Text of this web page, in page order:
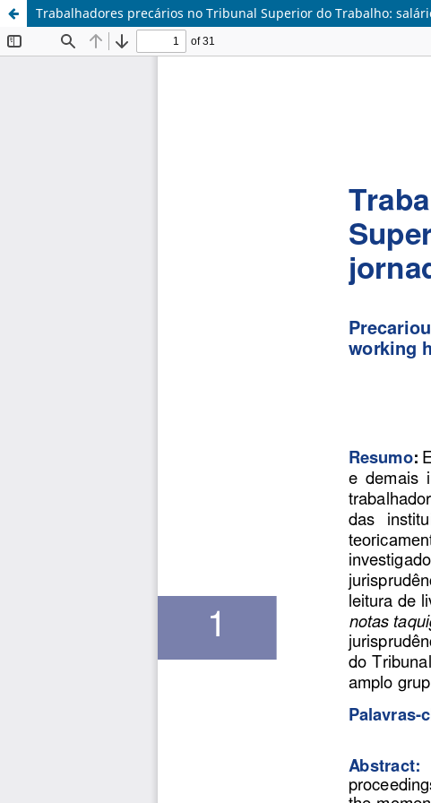
Trabalhadores precários no Tribunal Superior do Trabalho: